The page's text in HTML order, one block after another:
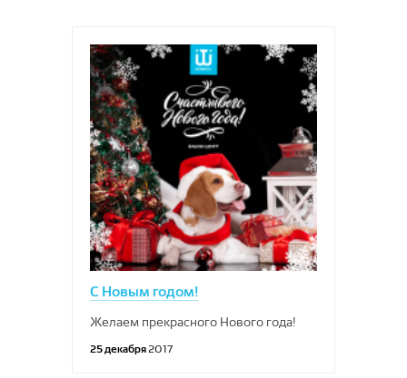
С Новым годом!
Желаем прекрасного Нового года!
25 декабря2017